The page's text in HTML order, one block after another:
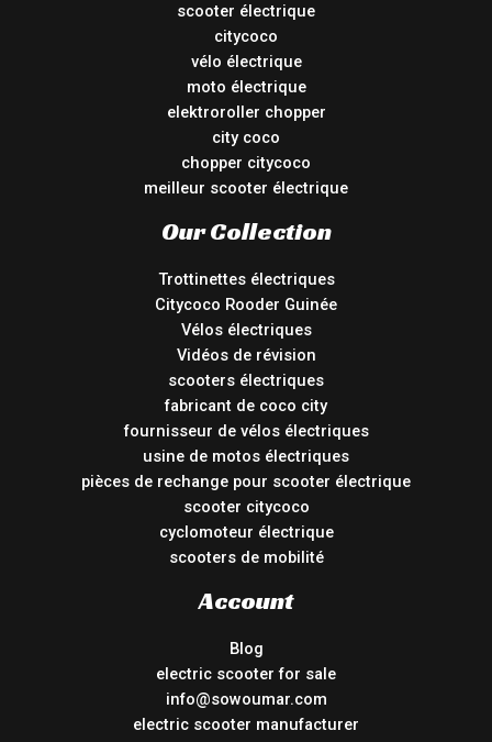
scooter électrique
citycoco
vélo électrique
moto électrique
elektroroller chopper
city coco
chopper citycoco
meilleur scooter électrique
Our Collection
Trottinettes électriques
Citycoco Rooder Guinée
Vélos électriques
Vidéos de révision
scooters électriques
fabricant de coco city
fournisseur de vélos électriques
usine de motos électriques
pièces de rechange pour scooter électrique
scooter citycoco
cyclomoteur électrique
scooters de mobilité
Account
Blog
electric scooter for sale
info@sowoumar.com
electric scooter manufacturer